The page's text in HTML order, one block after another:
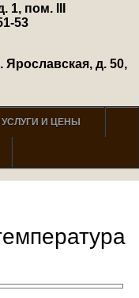
1, пом. III
53
Ярославская, д. 50,
УСЛУГИ И ЦЕНЫ